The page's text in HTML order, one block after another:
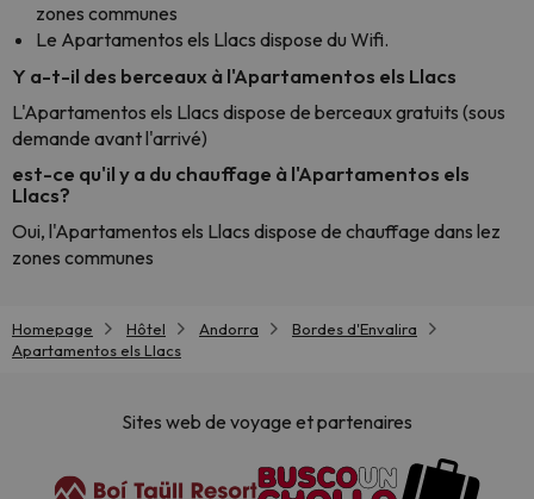
zones communes
Le Apartamentos els Llacs dispose du Wifi.
Y a-t-il des berceaux à l'Apartamentos els Llacs
L'Apartamentos els Llacs dispose de berceaux gratuits (sous
demande avant l'arrivé)
est-ce qu'il y a du chauffage à l'Apartamentos els
Llacs?
Oui, l'Apartamentos els Llacs dispose de chauffage dans lez
zones communes
Homepage Hôtel Andorra
Bordes d'Envalira
Apartamentos els Llacs
Sites web de voyage et partenaires